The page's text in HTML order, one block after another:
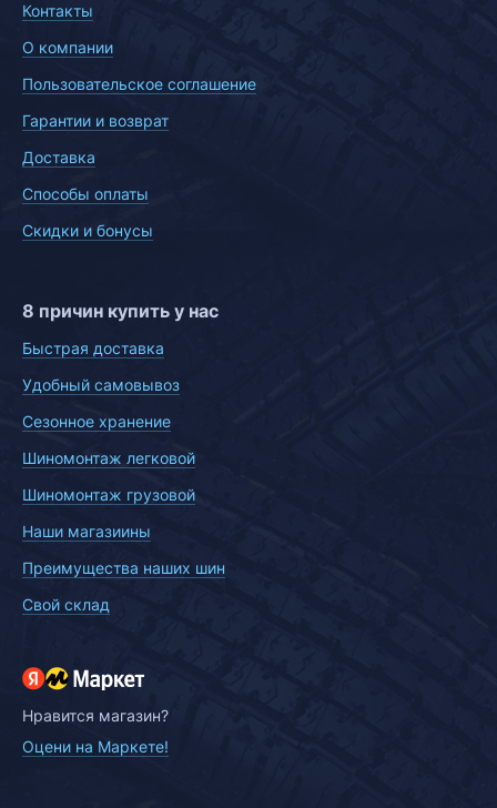
Контакты
О компании
Пользовательское соглашение
Гарантии и возврат
Доставка
Способы оплаты
Скидки и бонусы
8 причин купить у нас
Быстрая доставка
Удобный самовывоз
Сезонное хранение
Шиномонтаж легковой
Шиномонтаж грузовой
Наши магазиины
Преимущества наших шин
Свой склад
Нравится магазин?
Оцени на Маркете!